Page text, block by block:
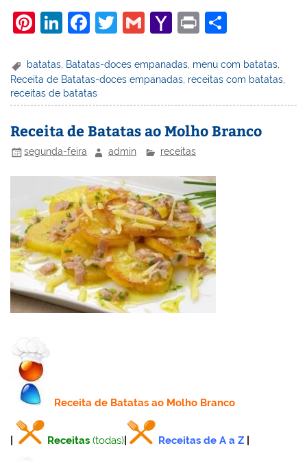
Pi
er
e
st
Li
k
e
dI
n
F
c
e
b
o
o
k
T
itt
er
G
ai
l
Y
h
o
o
M
ai
l
Pr
t
ar
e
batatas Batatas-doces empanadas menu com batatas
Receita de Batatas-doces empanadas receitas com batatas
receitas de batatas
Receita de Batatas ao Molho Branco
segunda-feira admin receitas
Receitade Batatas ao Molho Branco
Receitas (todas) Receitas de A a Z